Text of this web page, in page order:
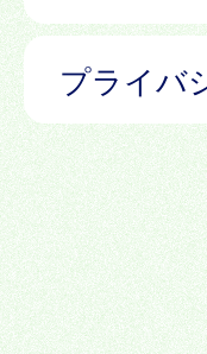
プライバ